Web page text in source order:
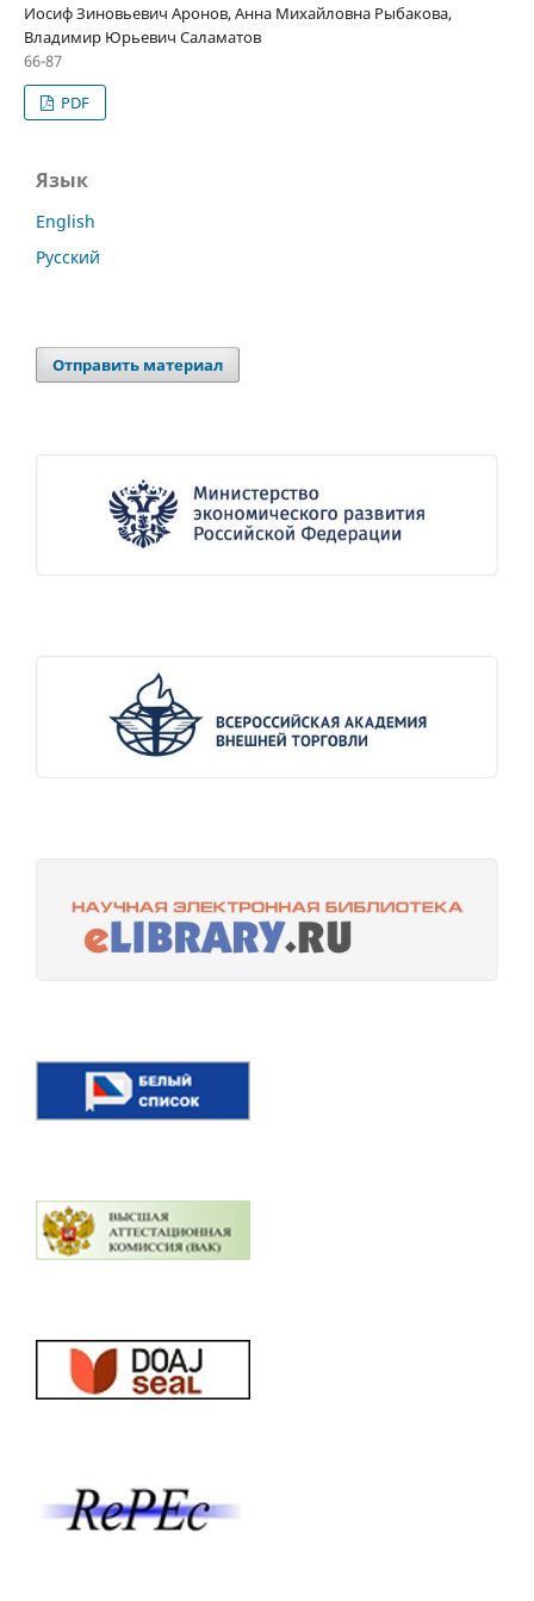
Иосиф Зиновьевич Аронов, Анна Михайловна Рыбакова,
Владимир Юрьевич Саламатов
66-87
PDF
Язык
English
Русский
Отправить материал